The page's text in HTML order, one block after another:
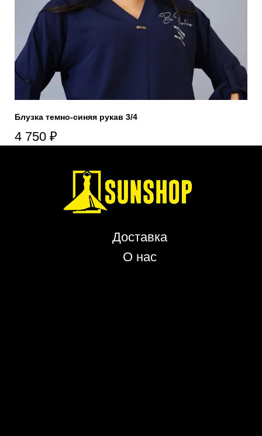
Блузка темно-синяя рукав 3/4
4 750 ₽
Доставка
О нас